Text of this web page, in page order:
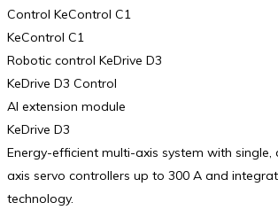
Control KeControl C1
KeControl C1
Robotic control KeDrive D3
KeDrive D3 Control
AI extension module
KeDrive D3
Energy-efficient multi-axis system with single,
axis servo controllers up to 300 A and
technology.